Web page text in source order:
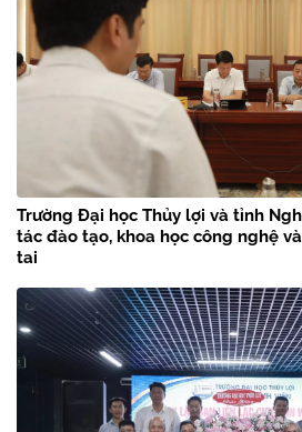
Trường Đại học Thủy lợi và tỉnh
tác đào tạo, khoa học công nghệ
tai